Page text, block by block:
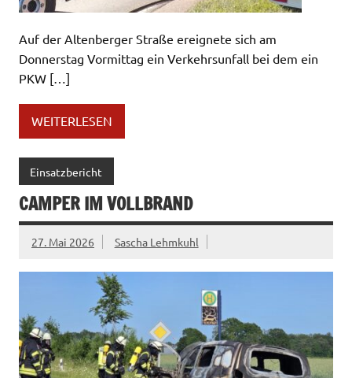
Auf der Altenberger Straße ereignete sich am
Donnerstag Vormittag ein Verkehrsunfall bei dem ein
PKW […]
WEITERLESEN
Einsatzbericht
CAMPER IM VOLLBRAND
27. Mai 2026 Sascha Lehmkuhl